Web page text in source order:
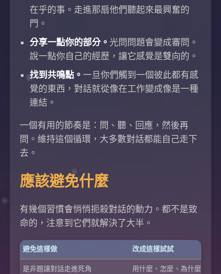
在乎的事。走進那扇他們聽起來最興奮的
門。
分享一點你的部分。 光問問題會變成審問。
說一點你自己的經歷，讓它感覺是雙向的。
找到共鳴點。 一旦你們觸到一個彼此都有感
覺的東西，對話就從像在工作變成像是一種
連結。
一個有用的節奏是：問、聽、回應，然後再
問。維持這個循環，大多數對話都能自己走下
去。
應該避免什麼
有幾個習慣會悄悄扼殺對話的動力。都不是致
命的，注意到它們就解決了大半。
避免這樣做 改成這樣試試
是非題讓對話走進死角 用什麼、怎麼、為什麼開頭